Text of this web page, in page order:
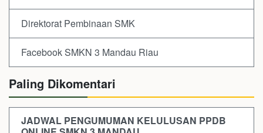
Direktorat Pembinaan SMK
Facebook SMKN 3 Mandau Riau
Paling Dikomentari
JADWAL PENGUMUMAN KELULUSAN PPDB